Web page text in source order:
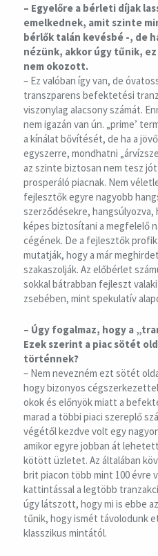
– Egyelőre a bérleti díjak
emelkednek, amit szinte
bérlők talán kevésbé -, de
nézünk, akkor úgy tűnik,
nem okozott.
– Ez valóban így van, de
transzparens befektetési
viszonylag alacsony számát.
nem igazán van ún. „prime’
a kínálat bővítését, de ha a
egyszerre, mondhatni
az szinte biztosan nem tesz
prosperáló piacnak. Nem
fejlesztők egyre nagyobb
szerződésekre, hangsúlyozva,
képes biztosítani a megfelelő
cégének. De a fejlesztők
mutatják, hogy a már
szakaszolják. Az előbérlet
sokkal bátrabban fejleszt
zsebében, mint spekulatív
– Úgy fogalmaz, hogy a
Ezek szerint a piac sötét
történnek?
– Nem nevezném ezt sötét
hogy bizonyos
okok és előnyök miatt a
marad a többi piaci szereplő
végétől kezdve volt egy
amikor egyre jobban át
kötött üzletet. Az általában
brit piacon több mint 100 évre
kattintással a legtöbb
úgy látszott, hogy mi is ebbe
tűnik, hogy ismét távolodunk
klasszikus mintától.